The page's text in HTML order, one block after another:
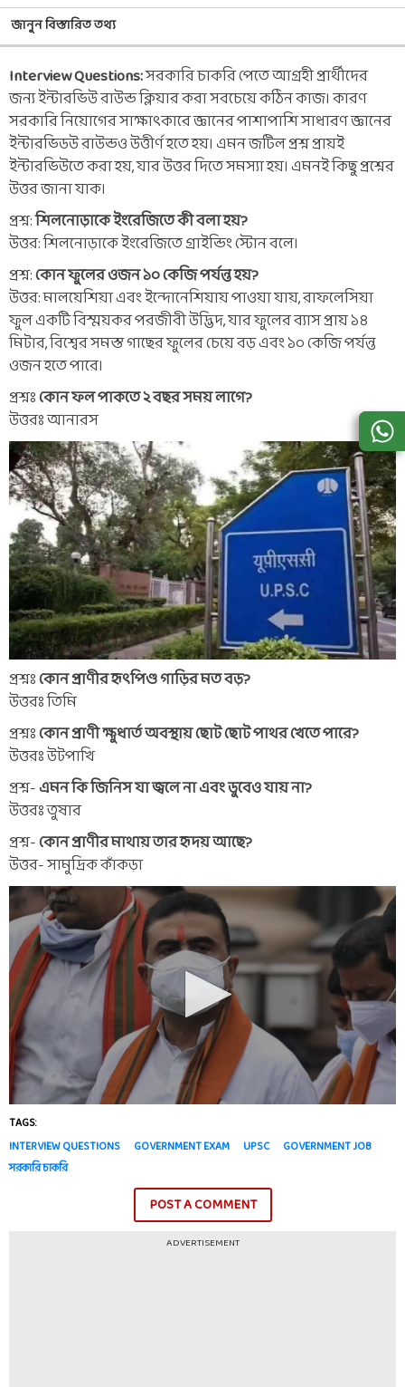
জানুন বিস্তারিত তথ্য
Interview Questions:সরকারি চাকরি পেতে আগ্রহী প্রার্থীদের
জন্য ইন্টারভিউ রাউন্ড ক্লিয়ার করা সবচেয়ে কঠিন কাজ। কারণ
সরকারি নিয়োগের সাক্ষাৎকারে জ্ঞানের পাশাপাশি সাধারণ জ্ঞানের
ইন্টারভিডউ রাউন্ডও উত্তীর্ণ হতে হয়। এমন জটিল প্রশ্ন প্রায়ই
ইন্টারভিউতে করা হয়, যার উত্তর দিতে সমস্যা হয়। এমনই কিছু প্রশ্নের
উত্তর জানা যাক।
প্রশ্ন:শিলনোড়াকে ইংরেজিতে কী বলা হয়?
উত্তর: শিলনোড়াকে ইংরেজিতে গ্রাইন্ডিং স্টোন বলে।
প্রশ্ন:কোন ফুলের ওজন ১০ কেজি পর্যন্ত হয়?
উত্তর: মালয়েশিয়া এবং ইন্দোনেশিয়ায় পাওয়া যায়, রাফলেসিয়া
ফুল একটি বিস্ময়কর পরজীবী উদ্ভিদ, যার ফুলের ব্যাস প্রায় ১৪
মিটার, বিশ্বের সমস্ত গাছের ফুলের চেয়ে বড় এবং ১০ কেজি পর্যন্ত
ওজন হতে পারে।
প্রশ্নঃকোন ফল পাকতে ২ বছর সময় লাগে?
উত্তরঃ আনারস
প্রশ্নঃকোন প্রাণীর হৃৎপিণ্ড গাড়ির মত বড়?
উত্তরঃ তিমি
প্রশ্নঃকোন প্রাণী ক্ষুধার্ত অবস্থায় ছোট ছোট পাথর খেতে পারে?
উত্তরঃ উটপাখি
প্রশ্ন-এমন কি জিনিস যা জ্বলে না এবং ডুবেও যায় না?
উত্তরঃ তুষার
প্রশ্ন-কোন প্রাণীর মাথায় তার হৃদয় আছে?
উত্তর- সামুদ্রিক কাঁকড়া
TAGS:
INTERVIEW QUESTIONS
GOVERNMENT EXAM UPSC
GOVERNMENT JOB
সরকারি চাকরি
POST A COMMENT
ADVERTISEMENT